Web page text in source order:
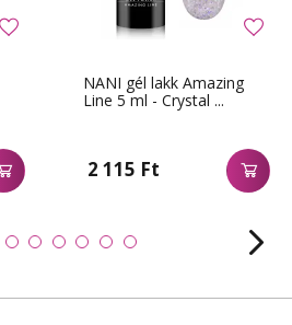
NANI gél lakk Amazing
Line 5 ml - Crystal ...
2 115 Ft